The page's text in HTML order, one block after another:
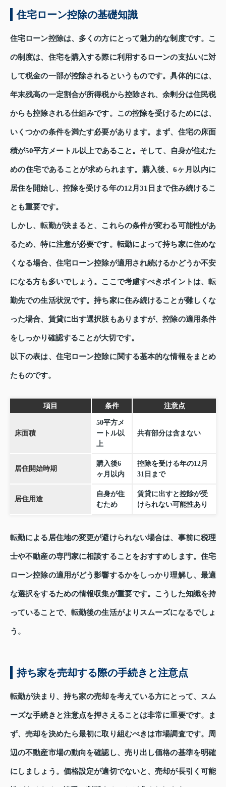
住宅ローン控除の基礎知識
住宅ローン控除は、多くの方にとって魅力的な制度です。こ
の制度は、住宅を購入する際に利用するローンの支払いに対
して税金の一部が控除されるというものです。具体的には、
年末残高の一定割合が所得税から控除され、余剰分は住民税
からも控除される仕組みです。この控除を受けるためには、
いくつかの条件を満たす必要があります。まず、住宅の床面
積が50平方メートル以上であること。そして、自身が住むた
めの住宅であることが求められます。購入後、6ヶ月以内に
居住を開始し、控除を受ける年の12月31日まで住み続けるこ
とも重要です。
しかし、転勤が決まると、これらの条件が変わる可能性があ
るため、特に注意が必要です。転勤によって持ち家に住めな
くなる場合、住宅ローン控除が適用され続けるかどうか不安
になる方も多いでしょう。ここで考慮すべきポイントは、転
勤先での生活状況です。持ち家に住み続けることが難しくな
った場合、賃貸に出す選択肢もありますが、控除の適用条件
をしっかり確認することが大切です。
以下の表は、住宅ローン控除に関する基本的な情報をまとめ
たものです。
項目 条件 注意点
床面積
50平方メ
ートル以
上
共有部分は含まない
居住開始時期
購入後6
ヶ月以内
控除を受ける年の12月
31日まで
居住用途
自身が住
むため
賃貸に出すと控除が受
けられない可能性あり
転勤による居住地の変更が避けられない場合は、事前に税理
士や不動産の専門家に相談することをおすすめします。住宅
ローン控除の適用がどう影響するかをしっかり理解し、最適
な選択をするための情報収集が重要です。こうした知識を持
っていることで、転勤後の生活がよりスムーズになるでしょ
う。
持ち家を売却する際の手続きと注意点
転勤が決まり、持ち家の売却を考えている方にとって、スム
ーズな手続きと注意点を押さえることは非常に重要です。ま
ず、売却を決めたら最初に取り組むべきは市場調査です。周
辺の不動産市場の動向を確認し、売り出し価格の基準を明確
にしましょう。価格設定が適切でないと、売却が長引く可能